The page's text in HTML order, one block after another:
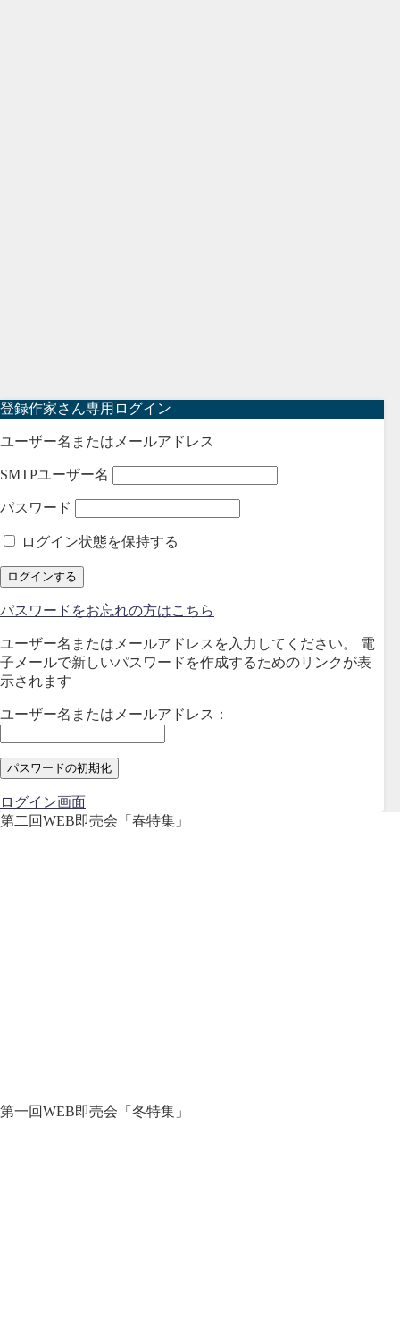
登録作家さん専用ログイン
ユーザー名またはメールアドレス
SMTPユーザー名
パスワード
ログイン状態を保持する
パスワードをお忘れの方はこちら
ユーザー名またはメールアドレスを入力してください。 電
子メールで新しいパスワードを作成するためのリンクが表
示されます
ユーザー名またはメールアドレス：
ログイン画面
第二回WEB即売会「春特集」
第一回WEB即売会「冬特集」